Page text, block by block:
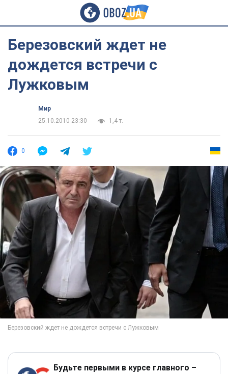
Березовский ждет не
дождется встречи с
Лужковым
Мир
25.10.2010 23:30
1,4 т.
0
Будьте первыми в курсе главного –